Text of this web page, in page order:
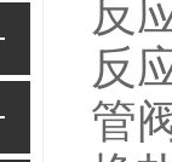
反
反
管